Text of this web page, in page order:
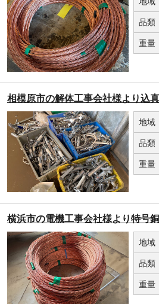
品類
重量
相模原市の解体工事会社様より込
地域
品類
重量
横浜市の電機工事会社様より特号
地域
品類
重量